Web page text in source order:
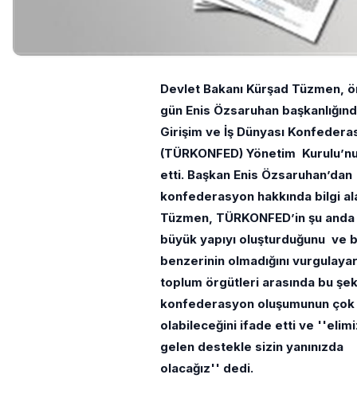
Devlet Bakanı Kürşad Tüzmen,
gün Enis Özsaruhan
Girişim ve İş Dünyası
(TÜRKONFED) Yönetim
etti. Başkan Enis Özsaruhan’dan
konfederasyon hakkında bilgi
Tüzmen, TÜRKONFED’in şu
büyük yapıyı oluşturduğunu ve
benzerinin olmadığını
toplum örgütleri arasında bu
konfederasyon oluşumunun çok
olabileceğini ifade etti ve
gelen destekle sizin yanınızda
olacağız'' dedi.